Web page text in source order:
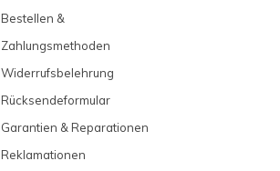
Bestellen &
Zahlungsmethoden
Widerrufsbelehrung
Rücksendeformular
Garantien & Reparationen
Reklamationen